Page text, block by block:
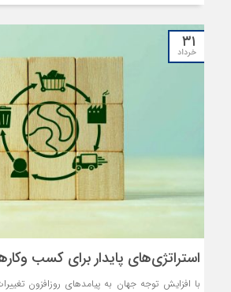
راهکارهایی برای حل این چالش و ردیابی محصولات و
مختلفی مانند پلاستیک، مد و کشاورزی ارائه کرده‏‏‌اند.
۳۱
خرداد
استراتژی‌‌‌های پایدار برای کسب
با افزایش توجه جهان به پیامدهای روزافزون